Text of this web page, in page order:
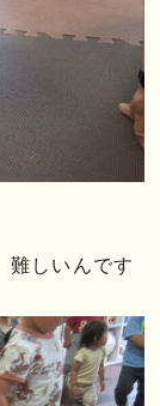
難しいんです